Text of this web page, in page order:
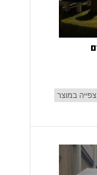
צפייה במוצר